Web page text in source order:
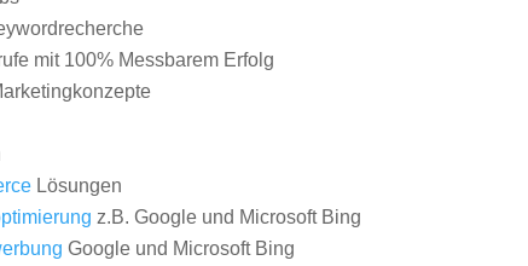
mit 100% Messbarem Erfolg
Lösungen
z.B. Google und Microsoft Bing
Google und Microsoft Bing